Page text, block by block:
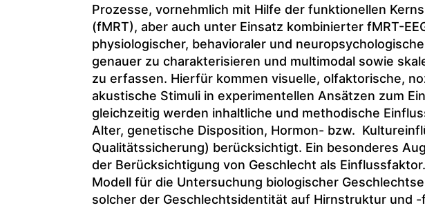
Prozesse, vornehmlich mit Hilfe der funktionellen
(fMRT), aber auch unter Einsatz kombinierter fMRT-
physiologischer, behavioraler und
genauer zu charakterisieren und multimodal sowie
zu erfassen. Hierfür kommen visuelle, olfaktorische,
akustische Stimuli in experimentellen Ansätzen zum
gleichzeitig werden inhaltliche und methodische
Alter, genetische Disposition, Hormon- bzw.
Qualitätssicherung) berücksichtigt. Ein besonderes
der Berücksichtigung von Geschlecht als
Modell für die Untersuchung biologischer
solcher der Geschlechtsidentität auf Hirnstruktur und